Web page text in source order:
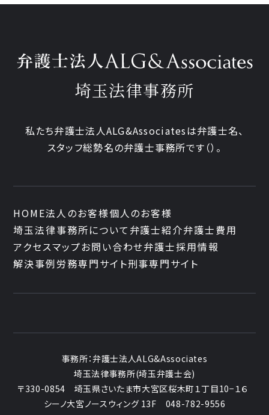
埼玉法律事務所
私たち弁護士法人ALG&Associatesは弁護士名、
スタッフ総勢名の弁護士事務所です （）。
HOME法人のお客様個人のお客様
埼玉法律事務所について 弁護士紹介弁護士費用
アクセスマップお問い合わせ弁護士採用情報
解決事例労務専門サイト刑事専門サイト
事務所：弁護士法人ALG&Associates
埼玉法律事務所(埼玉弁護士会)
〒330-0854
埼玉県さいたま市大宮区桜木町１丁目10−１６
シーノ大宮ノースウィング 13F
048-782-9556